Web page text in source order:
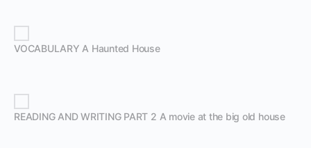
VOCABULARY A Haunted House
READING AND WRITING PART 2 A movie at the big old house